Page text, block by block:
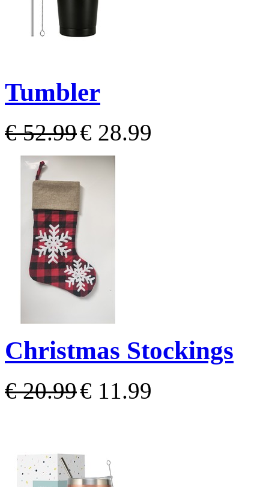
Tumbler
€ 52.99€ 28.99
Christmas Stockings
€ 20.99€ 11.99